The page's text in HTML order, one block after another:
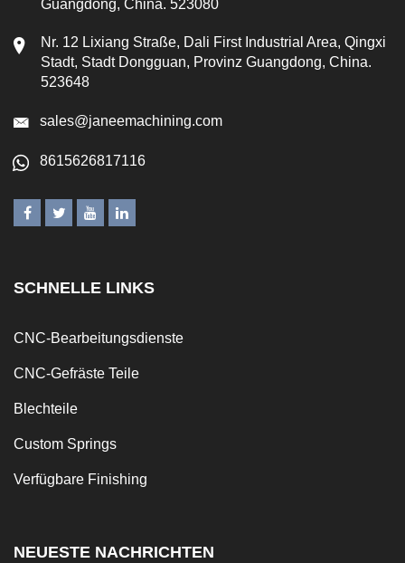
Guangdong, China. 523080
Nr. 12 Lixiang Straße, Dali First Industrial Area, Qingxi
Stadt, Stadt Dongguan, Provinz Guangdong, China.
523648
sales@janeemachining.com
8615626817116
SCHNELLE LINKS
CNC-Bearbeitungsdienste
CNC-Gefräste Teile
Blechteile
Custom Springs
Verfügbare Finishing
NEUESTE NACHRICHTEN